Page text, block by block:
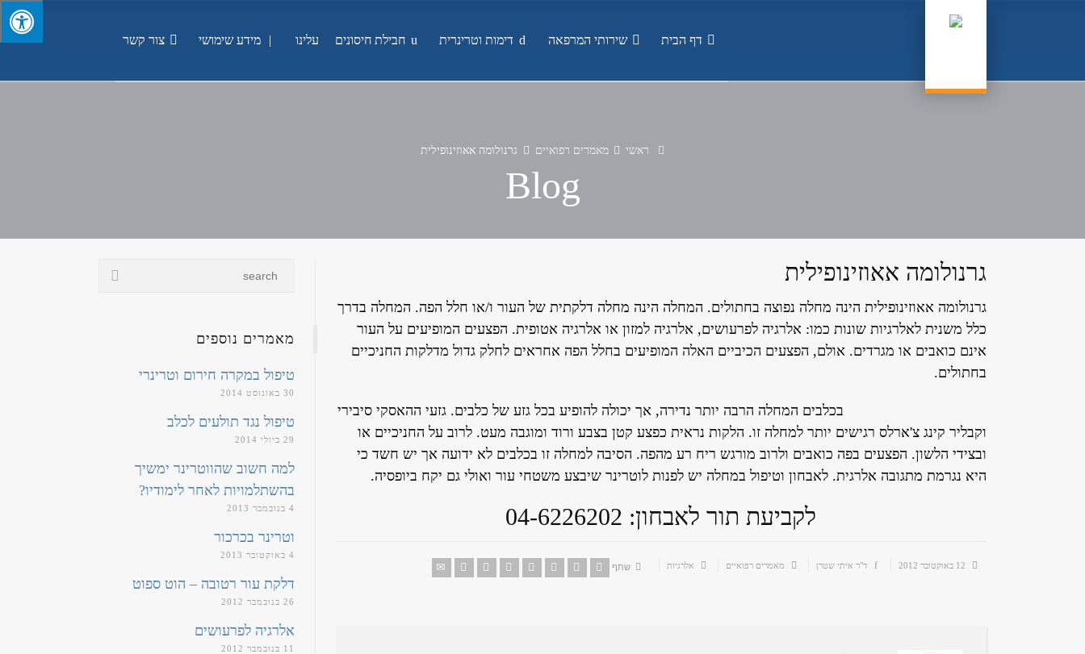
דף הבית שירותי המרפאה דימות וטרינרית חבילת חיסונים עלינו מידע שימושי צור קשר
ראשי מאמרים רפואיים גרנולומה אאוזינופילית
Blog
גרנולומה אאוזינופילית
גרנולומה אאוזינופילית הינה מחלה נפוצה בחתולים. המחלה הינה מחלה דלקתית של העור ו/או חלל הפה. המחלה בדרך
כלל משנית לאלרגיות שונות כמו: אלרגיה לפרעושים, אלרגיה למזון או אלרגיה אטופית. הפצעים המופיעים על העור
אינם כואבים או מגרדים. אולם, הפצעים הכיביים האלה המופיעים בחלל הפה אחראים לחלק גדול מדלקות החניכיים
בחתולים.
בכלבים המחלה הרבה יותר נדירה, אך יכולה להופיע בכל גזע של כלבים. גזעי ההאסקי סיבירי
וקבליר קינג צ'ארלס רגישים יותר למחלה זו. הלקות נראית כפצע קטן בצבע ורוד ומוגבה מעט. לרוב על החניכיים או
ובצידי הלשון. הפצעים בפה כואבים ולרוב מורגש ריח רע מהפה. הסיבה למחלה זו בכלבים לא ידועה אך יש חשד כי
היא נגרמת מתגובה אלרגית. לאבחון וטיפול במחלה יש לפנות לוטרינר שיבצע משטחי עור ואולי גם יקח ביופסיה.
לקביעת תור לאבחון: 04-6226202
12 באוקטובר 2012 ד"ר איתי שטרן מאמרים רפואיים אלרגיות שתף
מאמרים נוספים
טיפול במקרה חירום וטרינרי
30 באוגוסט 2014
טיפול נגד תולעים לכלב
29 ביולי 2014
למה חשוב שהווטרינר ימשיך
בהשתלמויות לאחר לימודיו?
4 בנובמבר 2013
וטרינר בכרכור
4 באוקטובר 2013
דלקת עור רטובה – הוט ספוט
26 בנובמבר 2012
אלרגיה לפרעושים
11 בנובמבר 2012